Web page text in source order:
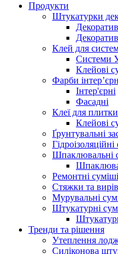
Продукти
Штукатурки
Клей для
Системи
Клейові
Фарби
Інтер'єрні
Фасадні
Клеї для плитки
Клейові
Ґрунтувальні
Шпаклювальні
Ремонтні
Стяжки та
Мурувальні
Штукатурні
Тренди та рішення
Утеплення
Силіконова